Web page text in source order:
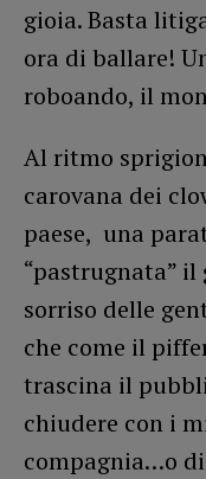
gioia. Basta
ora di ballare!
roboando, il
Al ritmo
carovana dei
paese, una
“pastrugnata”
sorriso delle
che come il
trascina il
chiudere con i
compagnia…o